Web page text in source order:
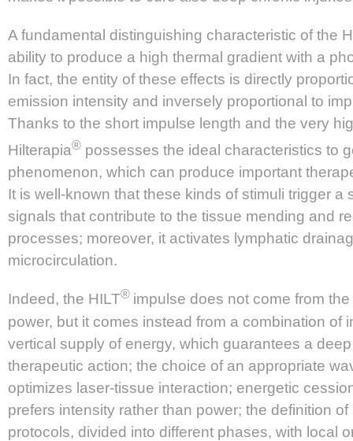
A fundamental distinguishing characteristic of the
ability to produce a high thermal gradient with a
In fact, the entity of these effects is directly
emission intensity and inversely proportional to
Thanks to the short impulse length and the very
Hilterapia® possesses the ideal characteristics to
phenomenon, which can produce important
It is well-known that these kinds of stimuli trigger a
signals that contribute to the tissue mending and
processes; moreover, it activates lymphatic
microcirculation.
Indeed, the HILT® impulse does not come from
power, but it comes instead from a combination of
vertical supply of energy, which guarantees a
therapeutic action; the choice of an appropriate
optimizes laser-tissue interaction; energetic
prefers intensity rather than power; the definition
protocols, divided into different phases, with local